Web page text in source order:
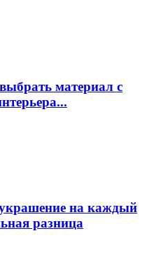
материал с
на каждый
разница